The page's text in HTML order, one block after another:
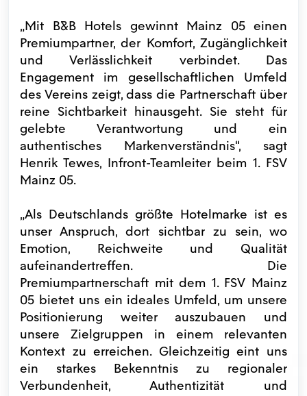
„Mit B&B Hotels gewinnt Mainz 05 einen
Premiumpartner, der Komfort, Zugänglichkeit
und Verlässlichkeit verbindet. Das
Engagement im gesellschaftlichen Umfeld
des Vereins zeigt, dass die Partnerschaft über
reine Sichtbarkeit hinausgeht. Sie steht für
gelebte Verantwortung und ein
authentisches Markenverständnis“, sagt
Henrik Tewes, Infront-Teamleiter beim 1. FSV
Mainz 05.
„Als Deutschlands größte Hotelmarke ist es
unser Anspruch, dort sichtbar zu sein, wo
Emotion, Reichweite und Qualität
aufeinandertreffen. Die
Premiumpartnerschaft mit dem 1. FSV Mainz
05 bietet uns ein ideales Umfeld, um unsere
Positionierung weiter auszubauen und
unsere Zielgruppen in einem relevanten
Kontext zu erreichen. Gleichzeitig eint uns
ein starkes Bekenntnis zu regionaler
Verbundenheit, Authentizität und